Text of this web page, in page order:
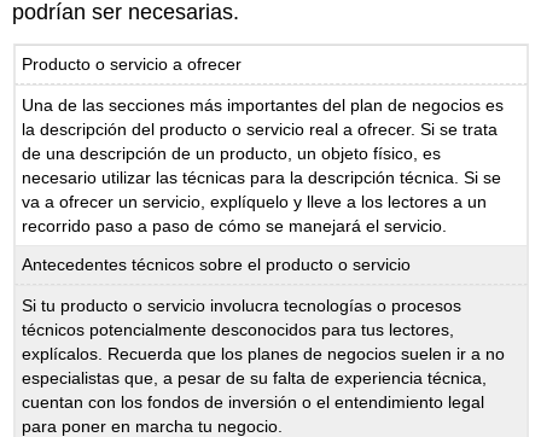
podrían ser necesarias.
Producto o servicio a ofrecer
Una de las secciones más importantes del plan de negocios es
la descripción del producto o servicio real a ofrecer. Si se trata
de una descripción de un producto, un objeto físico, es
necesario utilizar las técnicas para la descripción técnica. Si se
va a ofrecer un servicio, explíquelo y lleve a los lectores a un
recorrido paso a paso de cómo se manejará el servicio.
Antecedentes técnicos sobre el producto o servicio
Si tu producto o servicio involucra tecnologías o procesos
técnicos potencialmente desconocidos para tus lectores,
explícalos. Recuerda que los planes de negocios suelen ir a no
especialistas que, a pesar de su falta de experiencia técnica,
cuentan con los fondos de inversión o el entendimiento legal
para poner en marcha tu negocio.